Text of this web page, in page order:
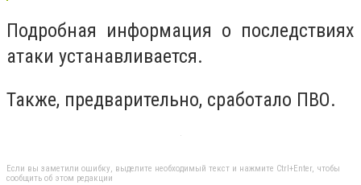
Подробная информация о последствиях
атаки устанавливается.
Также, предварительно, сработало ПВО.
Если вы заметили ошибку, выделите необходимый текст и нажмите Ctrl+Enter, чтобы
сообщить об этом редакции